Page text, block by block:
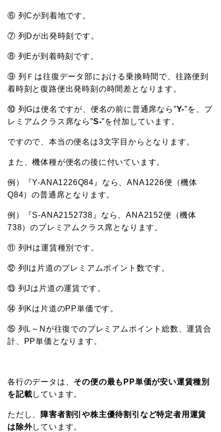
⑥ 列Cが到着地です。
⑦ 列Dが出発時刻です。
⑧ 列Eが到着時刻です。
⑨ 列Ｆは往復データ部における乗換時間で、往路便到
着時刻と復路便出発時刻の時間差となります。
⑩ 列Gは便名ですが、便名の前に普通席なら”Y-”を、プ
レミアムクラス席なら”S-”を付加しています。
ですので、本当の便名は3文字目からとなります。
また、機体種が便名の後に付いています。
例）『Y-ANA1226Q84』なら、ANA1226便（機体
Q84）の普通席となります。
例）『S-ANA2152738』なら、ANA2152便（機体
738）のプレミアムクラス席となります。
⑪ 列Hは運賃種別です。
⑫ 列Iは片道のプレミアムポイント数です。
⑬ 列Jは片道の運賃です。
⑭ 列Kは片道のPP単価です。
⑮ 列L～Nが往復でのプレミアムポイント総数、運賃合
計、PP単価となります。
各行のデータは、 その便の最もPP単価が安い運賃種別
を記載しています。
ただし、
障害者割引や株主優待割引など特定者用運賃
は除外しています。